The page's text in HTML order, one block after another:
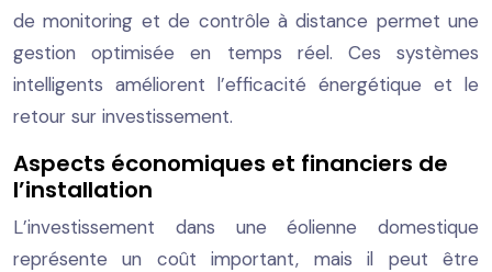
de monitoring et de contrôle à distance permet une
gestion optimisée en temps réel. Ces systèmes
intelligents améliorent l’efficacité énergétique et le
retour sur investissement.
Aspects économiques et financiers de
l’installation
L’investissement dans une éolienne domestique
représente un coût important, mais il peut être